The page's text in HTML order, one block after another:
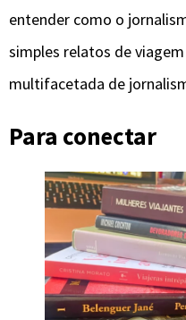
entender como o
simples relatos de
multifacetada de
Para conectar